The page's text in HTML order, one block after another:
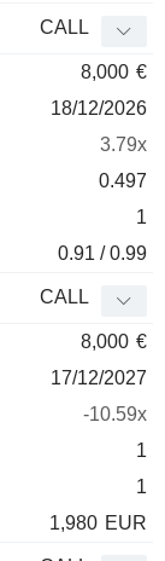
CALL
8,000 €
18/12/2026
3.79x
0.497
1
0.91 / 0.99
CALL
8,000 €
17/12/2027
-10.59x
1
1
1,980 EUR